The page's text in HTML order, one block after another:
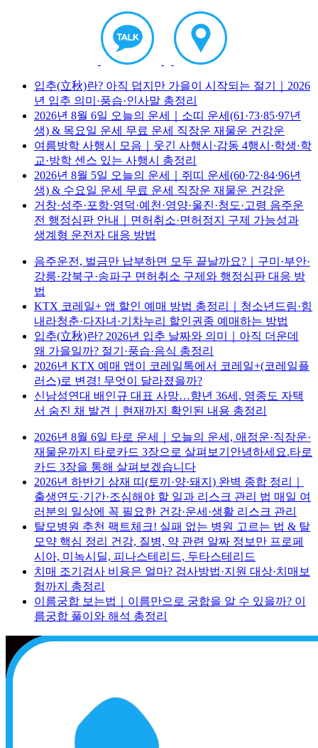
입추(立秋)란? 아직 덥지만 가을이 시작되는 절기｜2026
년 입추 의미·풍습·인사말 총정리
2026년 8월 6일 오늘의 운세｜소띠 운세(61·73·85·97년
생) & 목요일 운세 무료 운세 직장운 재물운 건강운
여름방학 사행시 모음｜웃긴 사행시·감동 4행시·학생·학
교·방학 센스 있는 사행시 총정리
2026년 8월 5일 오늘의 운세｜쥐띠 운세(60·72·84·96년
생) & 수요일 운세 무료 운세 직장운 재물운 건강운
거창·성주·포항·영덕·예천·영양·울진·청도·고령 음주운
전 행정심판 안내｜면허취소·면허정지 구제 가능성과
생계형 운전자 대응 방법
음주운전, 벌금만 납부하면 모두 끝날까요?｜구미·부안·
강릉·강북구·송파구 면허취소 구제와 행정심판 대응 방
법
KTX 코레일+ 앱 할인 예매 방법 총정리｜청소년드림·힘
내라청춘·다자녀·기차누리 할인권종 예매하는 방법
입추(立秋)란? 2026년 입추 날짜와 의미｜아직 더운데
왜 가을일까? 절기·풍습·음식 총정리
2026년 KTX 예매 앱이 코레일톡에서 코레일+(코레일플
러스)로 변경! 무엇이 달라졌을까?
신남성연대 배인규 대표 사망…향년 36세, 영종도 자택
서 숨진 채 발견｜현재까지 확인된 내용 총정리
2026년 8월 6일 타로 운세｜오늘의 운세, 애정운·직장운·
재물운까지 타로카드 3장으로 살펴보기안녕하세요.타로
카드 3장을 통해 살펴보겠습니다
2026년 하반기 삼재 띠(토끼·양·돼지) 완벽 종합 정리｜
출생연도·기간·조심해야 할 일과 리스크 관리 법 매일 여
러분의 일상에 꼭 필요한 건강·운세·생활 리스크 관리
탈모병원 추천 팩트체크! 실패 없는 병원 고르는 법 & 탈
모약 핵심 정리 건강, 질병, 약 관련 알짜 정보만 프로페
시아, 미녹시딜, 피나스테리드, 두타스테리드
치매 조기검사 비용은 얼마? 검사방법·지원 대상·치매보
험까지 총정리
이름궁합 보는법｜이름만으로 궁합을 알 수 있을까? 이
름궁합 풀이와 해석 총정리